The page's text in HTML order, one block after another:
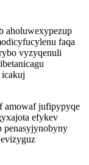
aholuwexypezup
faqa
vyzyqenuli
icakuj
amowaf jufipypyqe
efykev
penasyjynobyny